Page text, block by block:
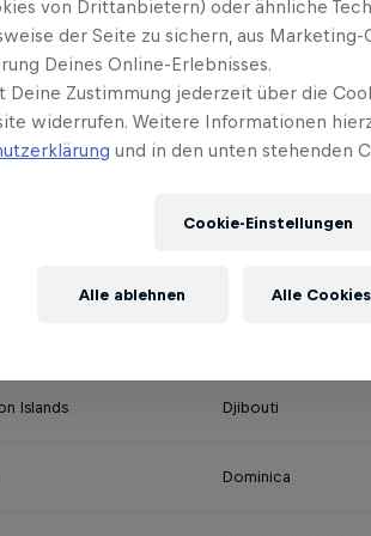
Cuba
Islands Djibouti
Dominica
von Drittanbietern) oder ähnliche
der Seite zu sichern, aus
Deines Online-Erlebnisses.
Deine Zustimmung jederzeit über die
widerrufen. Weitere Informationen
und in den unten stehenden
Cookie-Einstellungen
Alle ablehnen Alle